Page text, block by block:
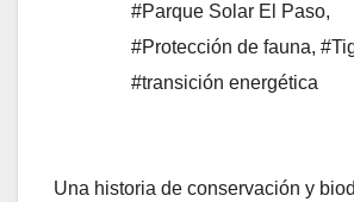
#Parque Solar El Paso,
#Protección de fauna,
#transición energética
Una historia de conservación y